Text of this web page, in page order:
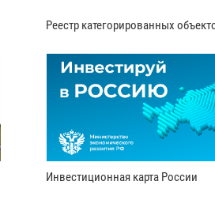
Реестр категорированных
Инвестиционная карта России